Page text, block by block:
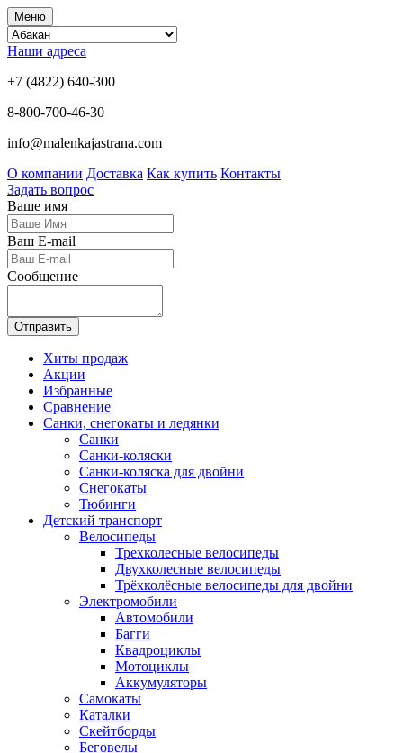
Меню
Наши адреса
+7 (4822) 640-300
8-800-700-46-30
info@malenkajastrana.com
О компании Доставка Как купить Контакты
Задать вопрос
Ваше имя
Ваш E-mail
Сообщение
Отправить
Хиты продаж
Акции
Избранные
Сравнение
Санки, снегокаты и ледянки
Санки
Санки-коляски
Санки-коляска для двойни
Снегокаты
Тюбинги
Детский транспорт
Велосипеды
Трехколесные велосипеды
Двухколесные велосипеды
Трёхколёсные велосипеды для двойни
Электромобили
Автомобили
Багги
Квадроциклы
Мотоциклы
Аккумуляторы
Самокаты
Каталки
Скейтборды
Беговелы